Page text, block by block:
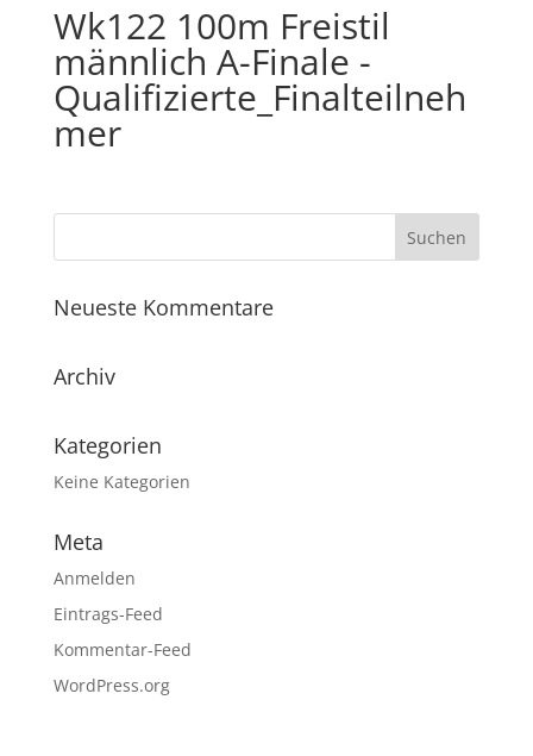
Wk122 100m Freistil
männlich A-Finale -
Qualifizierte_Finalteilneh
mer
Neueste Kommentare
Archiv
Kategorien
Keine Kategorien
Meta
Anmelden
Eintrags-Feed
Kommentar-Feed
WordPress.org